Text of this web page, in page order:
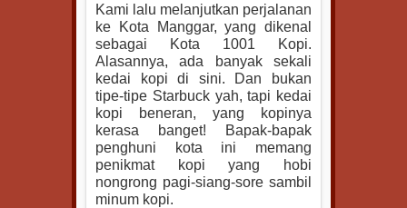
Kami lalu melanjutkan perjalanan
ke Kota Manggar, yang dikenal
sebagai Kota 1001 Kopi.
Alasannya, ada banyak sekali
kedai kopi di sini. Dan bukan
tipe-tipe Starbuck yah, tapi kedai
kopi beneran, yang kopinya
kerasa banget! Bapak-bapak
penghuni kota ini memang
penikmat kopi yang hobi
nongrong pagi-siang-sore sambil
minum kopi.